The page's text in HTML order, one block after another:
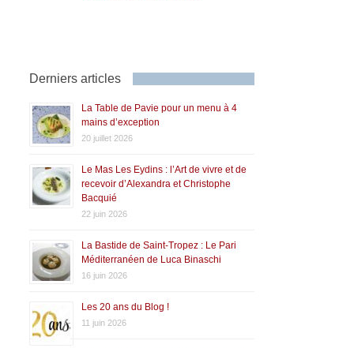
Derniers articles
La Table de Pavie pour un menu à 4
mains d’exception
20 juillet 2026
Le Mas Les Eydins : l’Art de vivre et de
recevoir d’Alexandra et Christophe
Bacquié
22 juin 2026
La Bastide de Saint-Tropez : Le Pari
Méditerranéen de Luca Binaschi
16 juin 2026
Les 20 ans du Blog !
11 juin 2026